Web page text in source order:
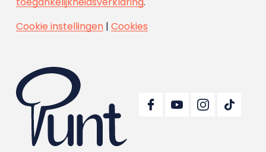
Cookie instellingen| Cookies